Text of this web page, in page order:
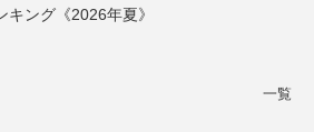
ング《2026年夏》
一覧